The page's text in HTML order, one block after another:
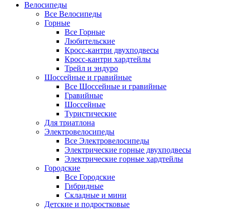
Велосипеды
Все Велосипеды
Горные
Все Горные
Любительские
Кросс-кантри двухподвесы
Кросс-кантри хардтейлы
Трейл и эндуро
Шоссейные и гравийные
Все Шоссейные и гравийные
Гравийные
Шоссейные
Туристические
Для триатлона
Электровелосипеды
Все Электровелосипеды
Электрические горные двухподвесы
Электрические горные хардтейлы
Городские
Все Городские
Гибридные
Складные и мини
Детские и подростковые